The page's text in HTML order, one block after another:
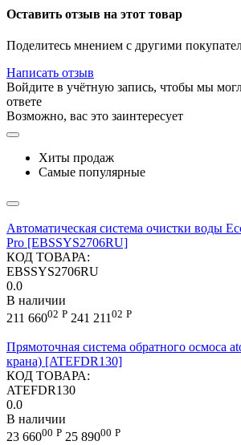
Оставить отзыв на этот товар
Поделитесь мнением с другими
Написать отзыв
Войдите в учётную запись, чтобы мы
ответе
Возможно, вас это заинтересует
Хиты продаж
Самые популярные
Автоматическая система очистки воды
Pro [EBSSYS2706RU]
КОД ТОВАРА:
EBSSYS2706RU
0.0
В наличии
211 66002 Р 241 211 02 Р
Прямоточная система обратного осмоса
крана) [ATEFDR130]
КОД ТОВАРА:
ATEFDR130
0.0
В наличии
23 66000 Р 25 89000 Р